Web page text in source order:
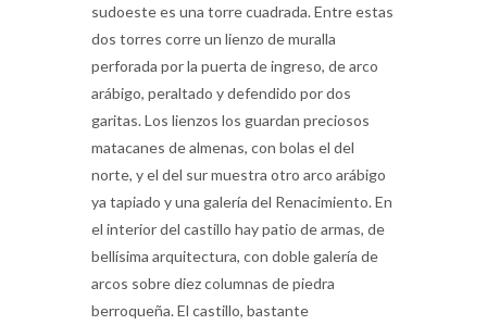
dos torres corre un lienzo de muralla
perforada por la puerta de ingreso, de arco
arábigo, peraltado y defendido por dos
garitas. Los lienzos los guardan preciosos
matacanes de almenas, con bolas el del
norte, y el del sur muestra otro arco arábigo
ya tapiado y una galería del Renacimiento. En
el interior del castillo hay patio de armas, de
bellísima arquitectura, con doble galería de
arcos sobre diez columnas de piedra
berroqueña. El castillo, bastante
desmantelado en la actualidad, se une por